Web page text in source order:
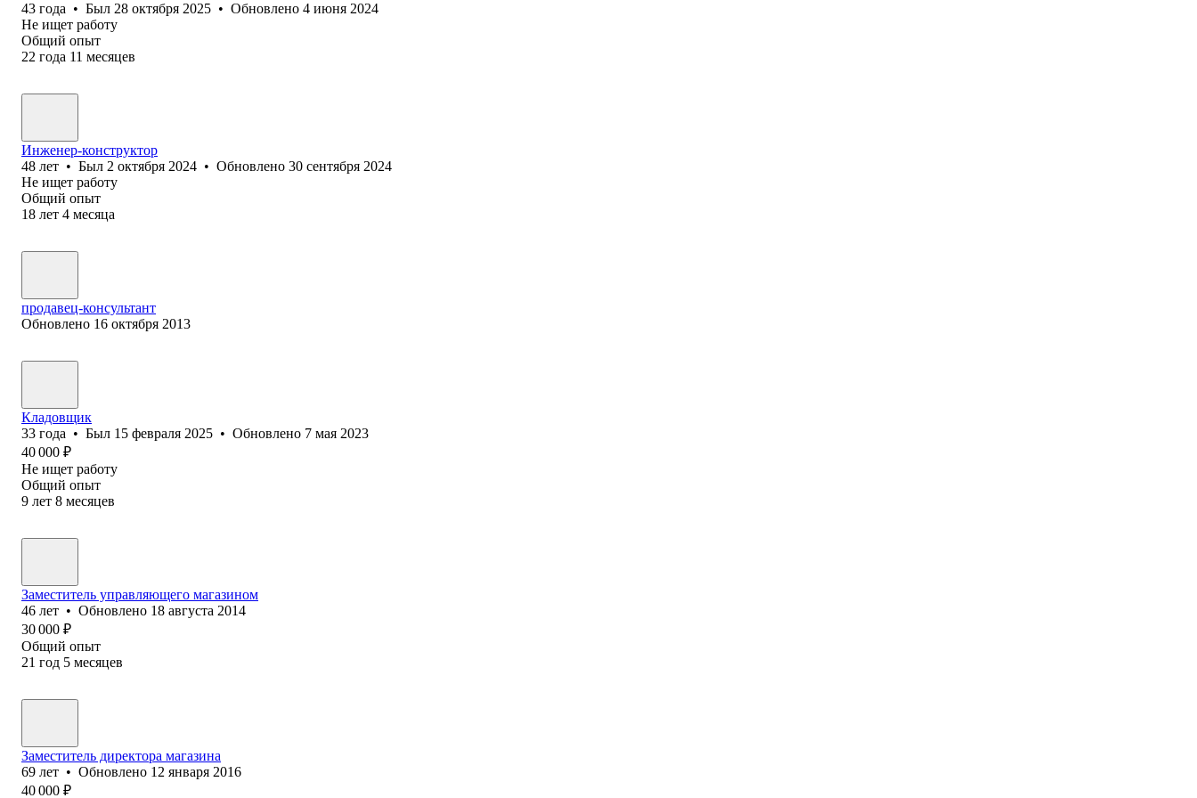
43 года • Был 28 октября 2025 • Обновлено 4 июня 2024
Не ищет работу
Общий опыт
22 года 11 месяцев
Инженер-конструктор
48 лет • Был 2 октября 2024 • Обновлено 30 сентября 2024
Не ищет работу
Общий опыт
18 лет 4 месяца
продавец-консультант
Обновлено 16 октября 2013
Кладовщик
33 года • Был 15 февраля 2025 • Обновлено 7 мая 2023
40 000 ₽
Не ищет работу
Общий опыт
9 лет 8 месяцев
Заместитель управляющего магазином
46 лет • Обновлено 18 августа 2014
30 000 ₽
Общий опыт
21 год 5 месяцев
Заместитель директора магазина
69 лет • Обновлено 12 января 2016
40 000 ₽